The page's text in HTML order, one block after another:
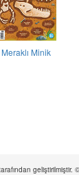
Meraklı Minik